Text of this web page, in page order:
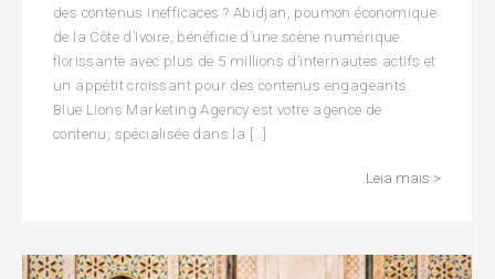
des contenus inefficaces ? Abidjan, poumon économique
de la Côte d’Ivoire, bénéficie d’une scène numérique
florissante avec plus de 5 millions d’internautes actifs et
un appétit croissant pour des contenus engageants.
Blue Lions Marketing Agency est votre agence de
contenu, spécialisée dans la […]
Leia mais >